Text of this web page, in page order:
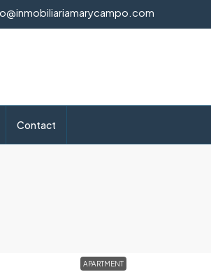
Contact
APARTMENT